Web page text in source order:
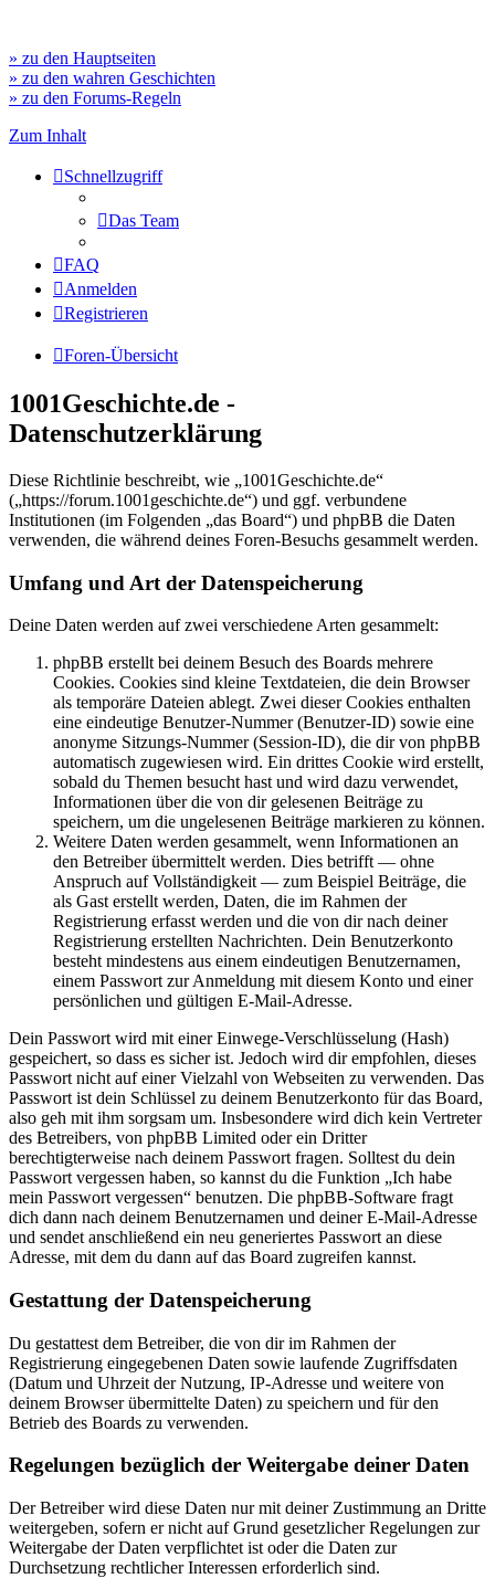
» zu den Hauptseiten
» zu den wahren Geschichten
» zu den Forums-Regeln
Zum Inhalt
Schnellzugriff
Das Team
FAQ
Anmelden
Registrieren
Foren-Übersicht
1001Geschichte.de -
Datenschutzerklärung
Diese Richtlinie beschreibt, wie „1001Geschichte.de“
(„https://forum.1001geschichte.de“) und ggf. verbundene
Institutionen (im Folgenden „das Board“) und phpBB die Daten
verwenden, die während deines Foren-Besuchs gesammelt werden.
Umfang und Art der Datenspeicherung
Deine Daten werden auf zwei verschiedene Arten gesammelt:
phpBB erstellt bei deinem Besuch des Boards mehrere
Cookies. Cookies sind kleine Textdateien, die dein Browser
als temporäre Dateien ablegt. Zwei dieser Cookies enthalten
eine eindeutige Benutzer-Nummer (Benutzer-ID) sowie eine
anonyme Sitzungs-Nummer (Session-ID), die dir von phpBB
automatisch zugewiesen wird. Ein drittes Cookie wird erstellt,
sobald du Themen besucht hast und wird dazu verwendet,
Informationen über die von dir gelesenen Beiträge zu
speichern, um die ungelesenen Beiträge markieren zu können.
Weitere Daten werden gesammelt, wenn Informationen an
den Betreiber übermittelt werden. Dies betrifft — ohne
Anspruch auf Vollständigkeit — zum Beispiel Beiträge, die
als Gast erstellt werden, Daten, die im Rahmen der
Registrierung erfasst werden und die von dir nach deiner
Registrierung erstellten Nachrichten. Dein Benutzerkonto
besteht mindestens aus einem eindeutigen Benutzernamen,
einem Passwort zur Anmeldung mit diesem Konto und einer
persönlichen und gültigen E-Mail-Adresse.
Dein Passwort wird mit einer Einwege-Verschlüsselung (Hash)
gespeichert, so dass es sicher ist. Jedoch wird dir empfohlen, dieses
Passwort nicht auf einer Vielzahl von Webseiten zu verwenden. Das
Passwort ist dein Schlüssel zu deinem Benutzerkonto für das Board,
also geh mit ihm sorgsam um. Insbesondere wird dich kein Vertreter
des Betreibers, von phpBB Limited oder ein Dritter
berechtigterweise nach deinem Passwort fragen. Solltest du dein
Passwort vergessen haben, so kannst du die Funktion „Ich habe
mein Passwort vergessen“ benutzen. Die phpBB-Software fragt
dich dann nach deinem Benutzernamen und deiner E-Mail-Adresse
und sendet anschließend ein neu generiertes Passwort an diese
Adresse, mit dem du dann auf das Board zugreifen kannst.
Gestattung der Datenspeicherung
Du gestattest dem Betreiber, die von dir im Rahmen der
Registrierung eingegebenen Daten sowie laufende Zugriffsdaten
(Datum und Uhrzeit der Nutzung, IP-Adresse und weitere von
deinem Browser übermittelte Daten) zu speichern und für den
Betrieb des Boards zu verwenden.
Regelungen bezüglich der Weitergabe deiner Daten
Der Betreiber wird diese Daten nur mit deiner Zustimmung an Dritte
weitergeben, sofern er nicht auf Grund gesetzlicher Regelungen zur
Weitergabe der Daten verpflichtet ist oder die Daten zur
Durchsetzung rechtlicher Interessen erforderlich sind.